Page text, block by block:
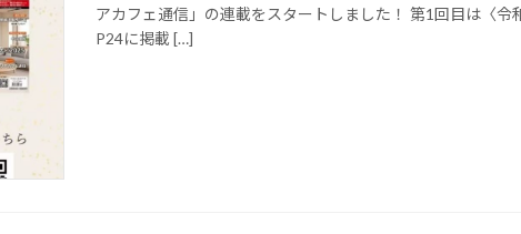
アカフェ通信」の連載をスタートしました！ 第1回目は〈令
P24に掲載 […]